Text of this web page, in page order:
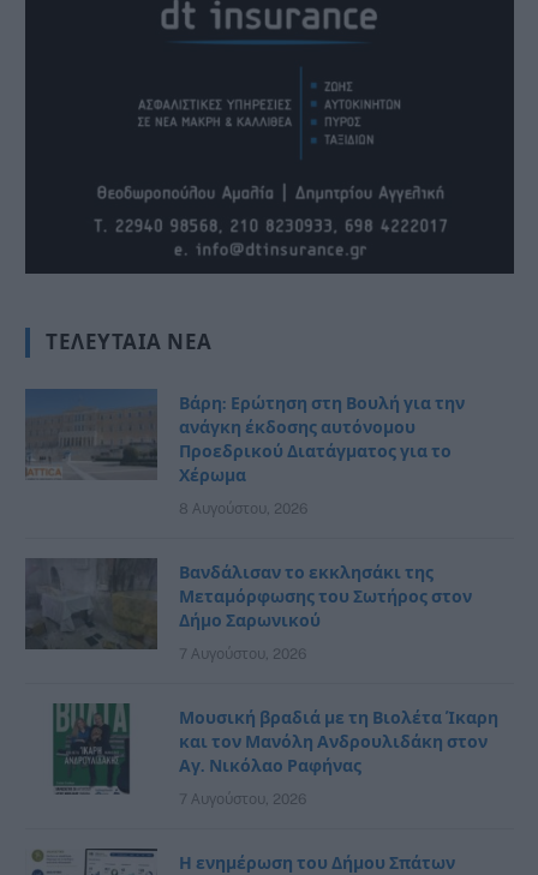
ΤΕΛΕΥΤΑΊΑ ΝΈΑ
Βάρη: Ερώτηση στη Βουλή για την
ανάγκη έκδοσης αυτόνομου
Προεδρικού Διατάγματος για το
Χέρωμα
8 Αυγούστου, 2026
Βανδάλισαν το εκκλησάκι της
Μεταμόρφωσης του Σωτήρος στον
Δήμο Σαρωνικού
7 Αυγούστου, 2026
Μουσική βραδιά με τη Βιολέτα Ίκαρη
και τον Μανόλη Ανδρουλιδάκη στον
Αγ. Νικόλαο Ραφήνας
7 Αυγούστου, 2026
Η ενημέρωση του Δήμου Σπάτων